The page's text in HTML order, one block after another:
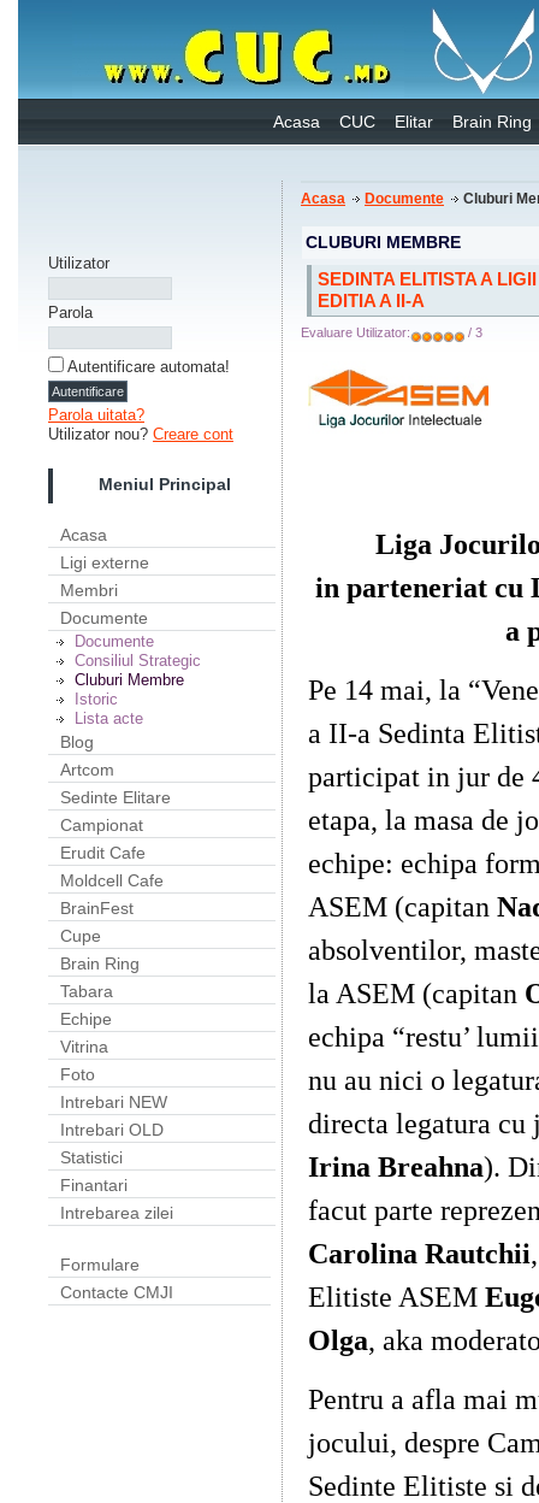
Acasa CUC Elitar Brain Ring
Utilizator
Parola
Autentificare automata!
Parola uitata?
Utilizator nou? Creare cont
Meniul Principal
Acasa
Ligi externe
Membri
Documente
Documente
Consiliul Strategic
Cluburi Membre
Istoric
Lista acte
Blog
Artcom
Sedinte Elitare
Campionat
Erudit Cafe
Moldcell Cafe
BrainFest
Cupe
Brain Ring
Tabara
Echipe
Vitrina
Foto
Intrebari NEW
Intrebari OLD
Statistici
Finantari
Intrebarea zilei
Formulare
Contacte CMJI
Acasa Documente Cluburi
CLUBURI MEMBRE
SEDINTA ELITISTA A
EDITIA A II-A
Evaluare Utilizator: / 3
Liga
in parteneriat
a
Pe 14 mai, la
a II-a Sedinta
participat in jur de
etapa, la masa de
echipe: echipa
ASEM (capitan
absolventilor,
la ASEM (capitan
echipa “restu’
nu au nici o
directa legatura
Irina Breahna).
facut parte
Carolina Rautchii
Elitiste ASEM
Olga, aka
Pentru a afla mai
jocului, despre
Sedinte Elitiste si